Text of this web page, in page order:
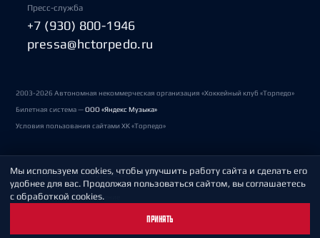
Пресс-служба
+7 (930) 800-1946
pressa@hctorpedo.ru
2003-2026 Автономная некоммерческая организация «Хоккейный клуб «Торпедо»
Билетная система —ООО «Яндекс Музыка»
Условия пользования сайтами ХК «Торпедо»
Политика обработки персональных данных
Пользовательское соглашение
Мы используем cookies, чтобы улучшить работу сайта и сделать его
удобнее для вас. Продолжая пользоваться сайтом, вы соглашаетесь
с обработкой cookies.
ПРИНЯТЬ